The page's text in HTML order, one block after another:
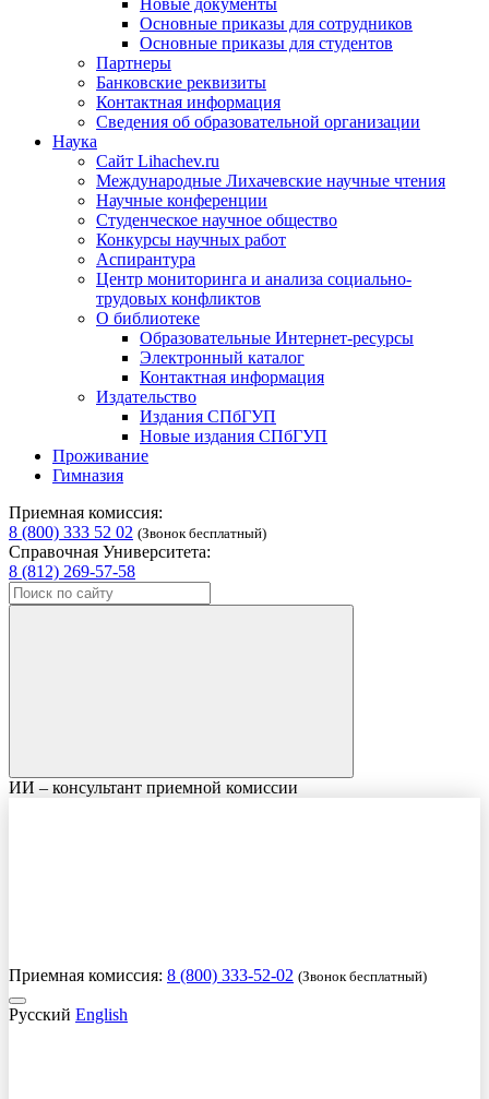
Новые документы
Основные приказы для сотрудников
Основные приказы для студентов
Партнеры
Банковские реквизиты
Контактная информация
Сведения об образовательной организации
Наука
Сайт Lihachev.ru
Международные Лихачевские научные чтения
Научные конференции
Студенческое научное общество
Конкурсы научных работ
Аспирантура
Центр мониторинга и анализа социально-
трудовых конфликтов
О библиотеке
Образовательные Интернет-ресурсы
Электронный каталог
Контактная информация
Издательство
Издания СПбГУП
Новые издания СПбГУП
Проживание
Гимназия
Приемная комиссия:
8 (800) 333 52 02 (Звонок бесплатный)
Справочная Университета:
8 (812) 269-57-58
ИИ – консультант приемной комиссии
Приемная комиссия: 8 (800) 333-52-02 (Звонок бесплатный)
Русский English